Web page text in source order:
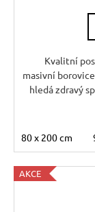
Kvalitní
masivní
hledá zdravý
80 x 200 cm
AKCE